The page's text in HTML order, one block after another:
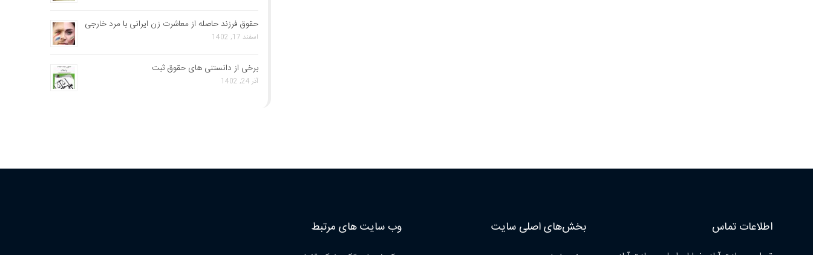
حقوق فرزند حاصله از معاشرت زن ایرانی با مرد خارجی
اسفند 17, 1402
برخی از دانستنی های حقوق ثبت
آذر 24, 1402
اطلاعات تماس بخش‌های اصلی سایت وب سایت های مرتبط